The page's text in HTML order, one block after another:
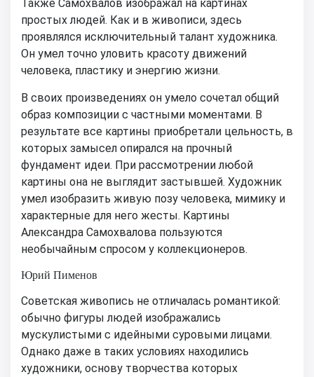
Также Самохвалов изображал на картинах
простых людей. Как и в живописи, здесь
проявлялся исключительный талант художника.
Он умел точно уловить красоту движений
человека, пластику и энергию жизни.
В своих произведениях он умело сочетал общий
образ композиции с частными моментами. В
результате все картины приобретали цельность, в
которых замысел опирался на прочный
фундамент идеи. При рассмотрении любой
картины она не выглядит застывшей. Художник
умел изобразить живую позу человека, мимику и
характерные для него жесты. Картины
Александра Самохвалова пользуются
необычайным спросом у коллекционеров.
Юрий Пименов
Советская живопись не отличалась романтикой:
обычно фигуры людей изображались
мускулистыми с идейными суровыми лицами.
Однако даже в таких условиях находились
художники, основу творчества которых